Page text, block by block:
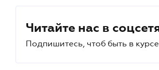
Читайте нас в
Подпишитесь, чтоб быть в